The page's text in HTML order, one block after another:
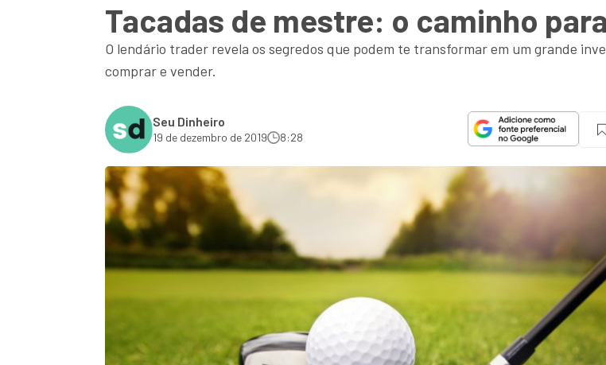
Tacadas de mestre: o caminho
O lendário trader revela os segredos que podem te transformar em um grande
comprar e vender.
Seu Dinheiro
19 de dezembro de 2019 8:28